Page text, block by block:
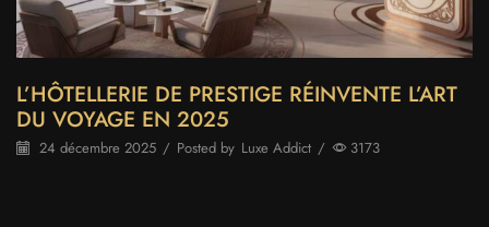
L’HÔTELLERIE DE PRESTIGE RÉINVENTE L’ART
DU VOYAGE EN 2025
24 décembre 2025 / Posted by Luxe Addict / 3173